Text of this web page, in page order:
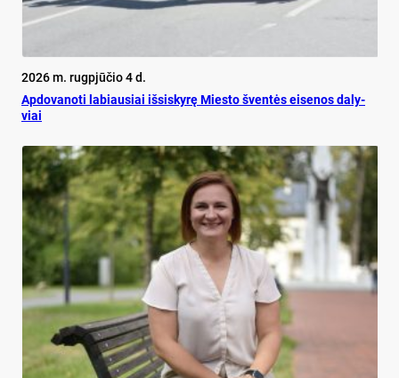
2026 m. rugpjūčio 4 d.
Ap­do­va­no­ti la­biau­siai iš­si­sky­rę Mies­to šven­tės ei­se­nos da­ly­
viai